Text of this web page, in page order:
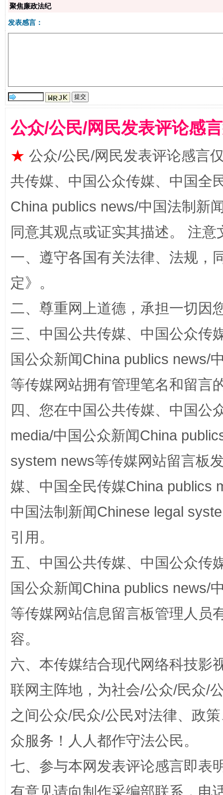
漫山遍野的桃花与雪山、麦地、白藏房 除
网上购药对药下症？
在谋一域中谋全局
聚焦廉政法纪
发表感言：
公众/公民/网民发表评论感
★ 公众/公民/网民发表评论感言
共传媒、中国公众传媒、中国全
China publics news/中国法制新
同意其观点或证实其描述。 注
一、遵守各国有关法律、法规，
定》。
二、尊重网上道德，承担一切因
三、中国公共传媒、中国公众传
国公众新闻China publics news/
等传媒网站拥有管理笔名和留言
四、您在中国公共传媒、中国公
media/中国公众新闻China
system news等传媒网站留言板
媒、中国全民传媒China publics
中国法制新闻Chinese legal
引用。
五、中国公共传媒、中国公众传
国公众新闻China publics news/
等传媒网站信息留言板管理人员
容。
六、本传媒结合现代网络科技影
联网主阵地，为社会/公众/民众/
之间公众/民众/公民对法律、政
众服务！人人都作守法公民。
七、参与本网发表评论感言即表
有意见请向制作采编部联系，电